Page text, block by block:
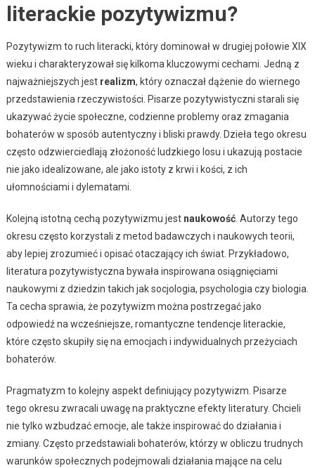
literackie pozytywizmu?
Pozytywizm to ruch literacki, który dominował w drugiej połowie XIX
wieku i charakteryzował się kilkoma kluczowymi cechami. Jedną z
najważniejszych jest realizm, który oznaczał dążenie do wiernego
przedstawienia rzeczywistości. Pisarze pozytywistyczni starali się
ukazywać życie społeczne, codzienne problemy oraz zmagania
bohaterów w sposób autentyczny i bliski prawdy. Dzieła tego okresu
często odzwierciedlają złożoność ludzkiego losu i ukazują postacie
nie jako idealizowane, ale jako istoty z krwi i kości, z ich
ułomnościami i dylematami.
Kolejną istotną cechą pozytywizmu jest naukowość. Autorzy tego
okresu często korzystali z metod badawczych i naukowych teorii,
aby lepiej zrozumieć i opisać otaczający ich świat. Przykładowo,
literatura pozytywistyczna bywała inspirowana osiągnięciami
naukowymi z dziedzin takich jak socjologia, psychologia czy biologia.
Ta cecha sprawia, że pozytywizm można postrzegać jako
odpowiedź na wcześniejsze, romantyczne tendencje literackie,
które często skupiły się na emocjach i indywidualnych przeżyciach
bohaterów.
Pragmatyzm to kolejny aspekt definiujący pozytywizm. Pisarze
tego okresu zwracali uwagę na praktyczne efekty literatury. Chcieli
nie tylko wzbudzać emocje, ale także inspirować do działania i
zmiany. Często przedstawiali bohaterów, którzy w obliczu trudnych
warunków społecznych podejmowali działania mające na celu